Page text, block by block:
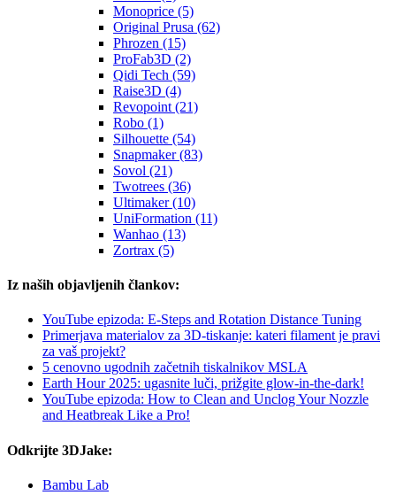
Monoprice (5)
Original Prusa (62)
Phrozen (15)
ProFab3D (2)
Qidi Tech (59)
Raise3D (4)
Revopoint (21)
Robo (1)
Silhouette (54)
Snapmaker (83)
Sovol (21)
Twotrees (36)
Ultimaker (10)
UniFormation (11)
Wanhao (13)
Zortrax (5)
Iz naših objavljenih člankov:
YouTube epizoda: E-Steps and Rotation Distance Tuning
Primerjava materialov za 3D-tiskanje: kateri filament je pravi
za vaš projekt?
5 cenovno ugodnih začetnih tiskalnikov MSLA
Earth Hour 2025: ugasnite luči, prižgite glow-in-the-dark!
YouTube epizoda: How to Clean and Unclog Your Nozzle
and Heatbreak Like a Pro!
Odkrijte 3DJake:
Bambu Lab